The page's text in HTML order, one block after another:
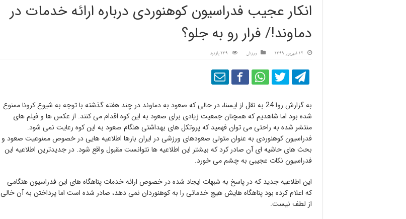
انکار عجیب فدراسیون کوهنوردی درباره ارائه خدمات در
دماوند!/ فرار رو به جلو؟
12 شهریور 1399 ورزش 239 بازدید
به گزارش روا 24 به نقل از ایسنا، در حالی که صعود به دماوند در چند هفته گذشته با توجه به شیوع کرونا ممنوع
شده بود اما شاهدیم که همچنان جمعیت زیادی برای صعود به این کوه اقدام می کنند. از عکس ها و فیلم های
منتشر شده به راحتی می توان فهمید که پروتکل های بهداشتی هنگام صعود به این کوه رعایت نمی شود.
فدراسیون کوهنوردی به عنوان متولی صعودهای ورزشی در ایران بارها اطلاعیه هایی در خصوص ممنوعیت صعود و
بحث های حاشیه ای آن صادر کرد که بیشتر این اطلاعیه ها نتوانست مقبول واقع شود. در جدیدترین اطلاعیه این
فدراسیون نکات عجیبی به چشم می خورد.
این اطلاعیه جدید که در پاسخ به شبهات ایجاد شده در خصوص ارائه خدمات پناهگاه های این فدراسیون هنگامی
که اعلام کرده بود پناهگاه هایش هیچ خدماتی را به کوهنوردان نمی دهد، صادر شده است اما پرداختن به آن خالی
از لطف نیست.